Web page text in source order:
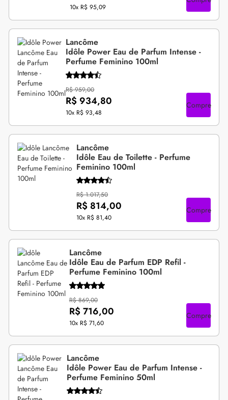
10x R$ 95,09
Lancôme
Idôle Power Eau de Parfum Intense -
Perfume Feminino 100ml
R$ 959,00
R$ 934,80
10x R$ 93,48
Compre
Lancôme
Idôle Eau de Toilette - Perfume
Feminino 100ml
R$ 1.017,50
R$ 814,00
10x R$ 81,40
Compre
Lancôme
Idôle Eau de Parfum EDP Refil -
Perfume Feminino 100ml
R$ 869,00
R$ 716,00
10x R$ 71,60
Compre
Lancôme
Idôle Power Eau de Parfum Intense -
Perfume Feminino 50ml